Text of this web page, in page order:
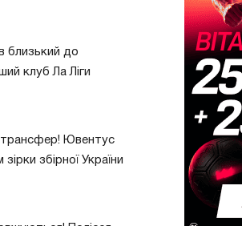
близький до
клуб Ла Ліги
трансфер! Ювентус
збірної України